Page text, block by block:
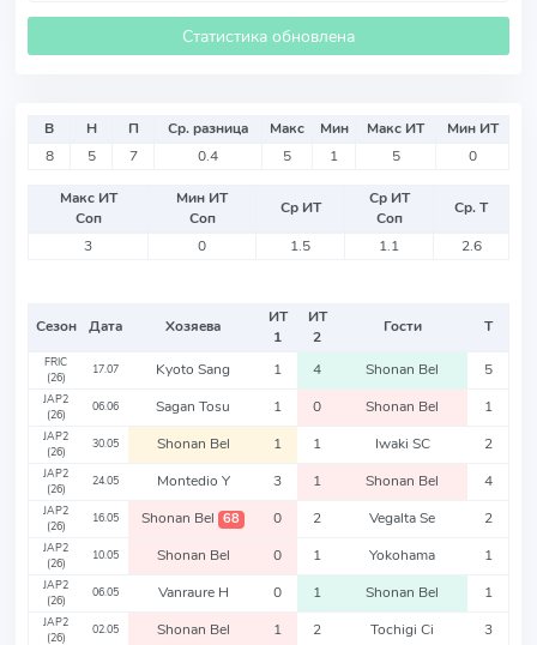
Статистика обновлена
В Н П Ср. разница Макс Мин Макс ИТ
Мин ИТ
8
5 7 0.4 5 1 5 0
Макс ИТ
Соп
Мин ИТ
Соп
Ср ИТ
Ср ИТ
Соп
Ср. Т
3
0 1.5 1.1 2.6
Сезон Дата Хозяева
ИТ
1
ИТ
2
Гости Т
FRIC
(26)
17.07 Kyoto Sang 1 4 Shonan Bel 5
JAP2
(26)
06.06 Sagan Tosu 1 0 Shonan Bel 1
JAP2
(26)
30.05 Shonan Bel 1 1 Iwaki SC 2
JAP2
(26)
24.05 Montedio Y 3 1 Shonan Bel 4
JAP2
(26)
16.05 Shonan Bel 68 0 2 Vegalta Se 2
JAP2
(26)
10.05 Shonan Bel 0 1 Yokohama 1
JAP2
(26)
06.05 Vanraure H 0 1 Shonan Bel 1
JAP2
(26)
02.05 Shonan Bel 1 2 Tochigi Ci 3